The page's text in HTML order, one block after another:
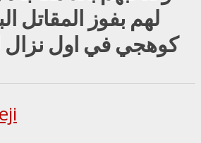
لهم بفوز المقاتل
كوهجي في اول نزال